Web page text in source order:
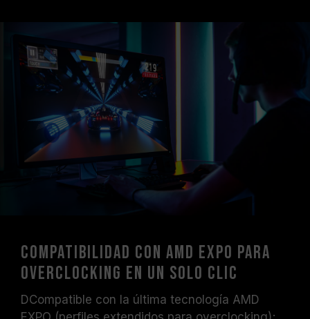
contrario, la memoria podría no operar a la
velocidad anunciada.
Los módulos de memoria TEAMGROUP han
sido sometidos a pruebas bajo condiciones
de voltaje estándar. Para problemas
relacionados con el procesador o la tarjeta
madre, comuníquese con el soporte técnico
del fabricante correspondiente.
Compatibilidad con AMD EXPO para
overclocking en un solo clic
DCompatible con la última tecnología AMD